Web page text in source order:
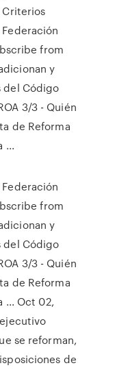
from
y
del Código
3/3 - Quién
de Reforma
...
from
y
del Código
3/3 - Quién
de Reforma
... Oct 02,
se reforman,
de